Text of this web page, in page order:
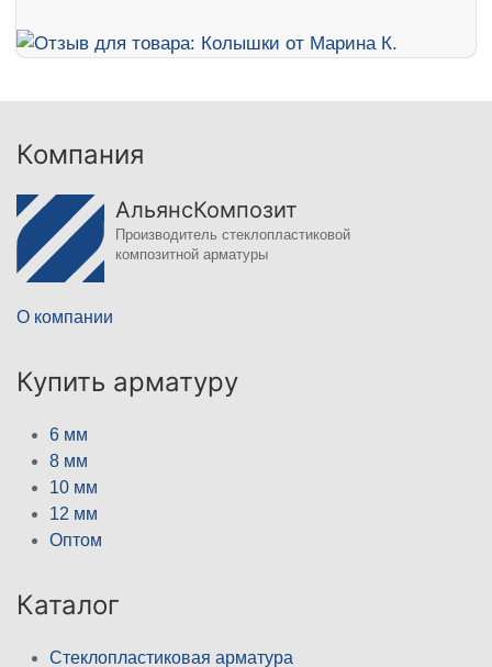
Компания
АльянсКомпозит
Производитель стеклопластиковой
композитной арматуры
О компании
Купить арматуру
6 мм
8 мм
10 мм
12 мм
Оптом
Каталог
Стеклопластиковая арматура